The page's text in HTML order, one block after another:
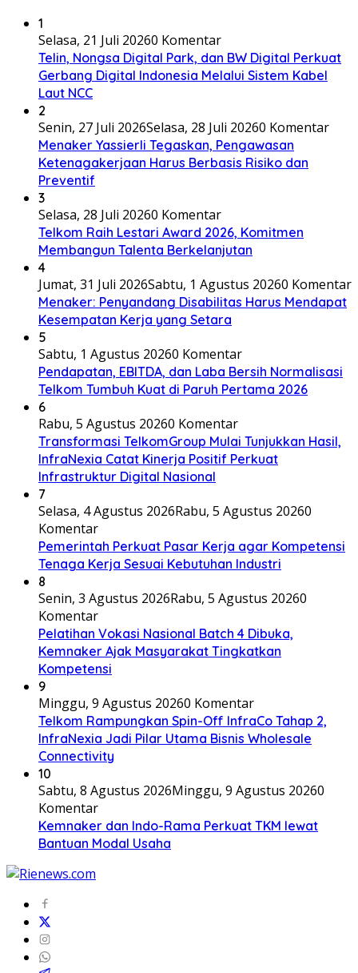
1
Selasa, 21 Juli 20260 Komentar
Telin, Nongsa Digital Park, dan BW Digital Perkuat
Gerbang Digital Indonesia Melalui Sistem Kabel
Laut NCC
2
Senin, 27 Juli 2026Selasa, 28 Juli 20260 Komentar
Menaker Yassierli Tegaskan, Pengawasan
Ketenagakerjaan Harus Berbasis Risiko dan
Preventif
3
Selasa, 28 Juli 20260 Komentar
Telkom Raih Lestari Award 2026, Komitmen
Membangun Talenta Berkelanjutan
4
Jumat, 31 Juli 2026Sabtu, 1 Agustus 20260 Komentar
Menaker: Penyandang Disabilitas Harus Mendapat
Kesempatan Kerja yang Setara
5
Sabtu, 1 Agustus 20260 Komentar
Pendapatan, EBITDA, dan Laba Bersih Normalisasi
Telkom Tumbuh Kuat di Paruh Pertama 2026
6
Rabu, 5 Agustus 20260 Komentar
Transformasi TelkomGroup Mulai Tunjukkan Hasil,
InfraNexia Catat Kinerja Positif Perkuat
Infrastruktur Digital Nasional
7
Selasa, 4 Agustus 2026Rabu, 5 Agustus 20260
Komentar
Pemerintah Perkuat Pasar Kerja agar Kompetensi
Tenaga Kerja Sesuai Kebutuhan Industri
8
Senin, 3 Agustus 2026Rabu, 5 Agustus 20260
Komentar
Pelatihan Vokasi Nasional Batch 4 Dibuka,
Kemnaker Ajak Masyarakat Tingkatkan
Kompetensi
9
Minggu, 9 Agustus 20260 Komentar
Telkom Rampungkan Spin-Off InfraCo Tahap 2,
InfraNexia Jadi Pilar Utama Bisnis Wholesale
Connectivity
10
Sabtu, 8 Agustus 2026Minggu, 9 Agustus 20260
Komentar
Kemnaker dan Indo-Rama Perkuat TKM lewat
Bantuan Modal Usaha